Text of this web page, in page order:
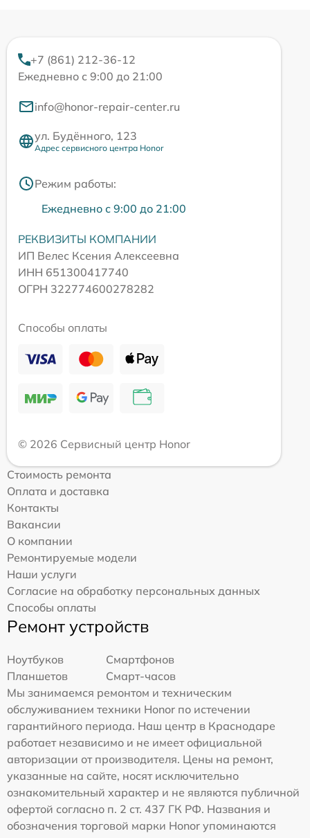
+7 (861) 212-36-12
Ежедневно с 9:00 до 21:00
info@honor-repair-center.ru
ул. Будённого, 123
Адрес сервисного центра Honor
Режим работы:
Ежедневно с 9:00 до 21:00
РЕКВИЗИТЫ КОМПАНИИ
ИП Велес Ксения Алексеевна
ИНН 651300417740
ОГРН 322774600278282
Способы оплаты
© 2026 Сервисный центр Honor
Стоимость ремонта
Оплата и доставка
Контакты
Вакансии
О компании
Ремонтируемые модели
Наши услуги
Согласие на обработку персональных данных
Способы оплаты
Ремонт устройств
Ноутбуков
Смартфонов
Планшетов
Смарт-часов
Мы занимаемся ремонтом и техническим
обслуживанием техники Honor по истечении
гарантийного периода. Наш центр в Краснодаре
работает независимо и не имеет официальной
авторизации от производителя. Цены на ремонт,
указанные на сайте, носят исключительно
ознакомительный характер и не являются публичной
офертой согласно п. 2 ст. 437 ГК РФ. Названия и
обозначения торговой марки Honor упоминаются